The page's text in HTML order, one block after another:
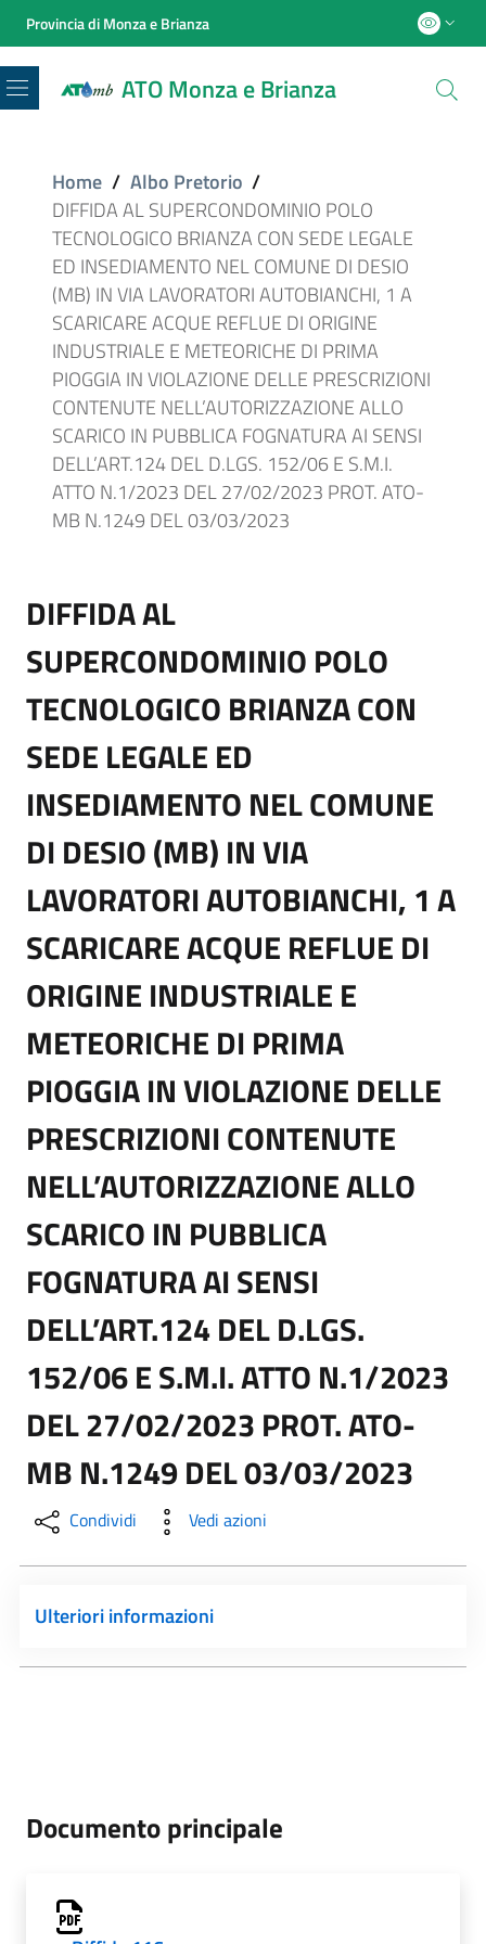
Provincia di Monza e Brianza
ATO Monza e Brianza
Menu
Home / Albo Pretorio /
DIFFIDA AL SUPERCONDOMINIO POLO
TECNOLOGICO BRIANZA CON SEDE LEGALE
ED INSEDIAMENTO NEL COMUNE DI DESIO
(MB) IN VIA LAVORATORI AUTOBIANCHI, 1 A
SCARICARE ACQUE REFLUE DI ORIGINE
INDUSTRIALE E METEORICHE DI PRIMA
PIOGGIA IN VIOLAZIONE DELLE PRESCRIZIONI
CONTENUTE NELL’AUTORIZZAZIONE ALLO
SCARICO IN PUBBLICA FOGNATURA AI SENSI
DELL’ART.124 DEL D.LGS. 152/06 E S.M.I.
ATTO N.1/2023 DEL 27/02/2023 PROT. ATO-
MB N.1249 DEL 03/03/2023
DIFFIDA AL
SUPERCONDOMINIO POLO
TECNOLOGICO BRIANZA CON
SEDE LEGALE ED
INSEDIAMENTO NEL COMUNE
DI DESIO (MB) IN VIA
LAVORATORI AUTOBIANCHI, 1 A
SCARICARE ACQUE REFLUE DI
ORIGINE INDUSTRIALE E
METEORICHE DI PRIMA
PIOGGIA IN VIOLAZIONE DELLE
PRESCRIZIONI CONTENUTE
NELL’AUTORIZZAZIONE ALLO
SCARICO IN PUBBLICA
FOGNATURA AI SENSI
DELL’ART.124 DEL D.LGS.
152/06 E S.M.I. ATTO N.1/2023
DEL 27/02/2023 PROT. ATO-
MB N.1249 DEL 03/03/2023
Condividi Vedi azioni
Ulteriori informazioni
Documento principale